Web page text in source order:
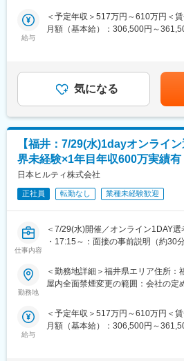
ィールドを用意しています。
世界的なシェアを誇るヒルティ製品
■業務詳細：
・提案商材：建設用留付工程に使用
機、ドリル、切削、留付製品等ワン
／工具管理システム等
・働き方：直行直帰型／社用車支給
■当社の強み：
・製品開発への多額の投資：
売り上げの6％を研究開発に投資し
製品をリリースしています。また、
も入っており、製品力が高い点が強
■明確な評価制度／キャリアアップ：
そのほか多様なキャリアパスを用意
■充実したインセンティブ制度：
くミニマム金額となります。AM1役
600万以上となり、上位10％は800
■企業文化：
企業文化として特にチームワークを
給与
＜予定年収＞517万円～610万円＜
月額（基本給）：306,500円～
能です。■昇給有り■四半期営業報奨
センティブ保証制度あり■モデル年
／4年目・800万円／営業課長／4年
額であり、選考を通じて上下する可
固定手当を含めた表記です。
気になる
【福井：7/29(水)1dayオンライ
界未経験×1年目年収600万実績有
日本ヒルティ株式会社
正社員 転勤なし 業種未経験歓迎
仕事内容
＜7/29(水)開催／オンライン1DAY選
・17:15～：面接の事前説明（約30分
※面接URLをご案内します
※後日最終面接実施の可能性もあり
※選考会に参加できない場合、通常
世界的なシェアを誇るヒルティ製品
■業務詳細：
勤務地
＜勤務地詳細＞福井県エリア住所：
屋内全面禁煙変更の範囲：会社の定
給与
＜予定年収＞517万円～610万円＜
月額（基本給）：306,500円～